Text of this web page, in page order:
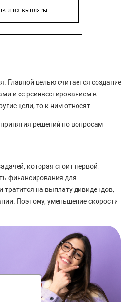
Главной целью считается создание
и ее реинвестированием в
цели, то к ним относят:
решений по вопросам
которая стоит первой,
финансирования для
на выплату дивидендов,
Поэтому, уменьшение скорости